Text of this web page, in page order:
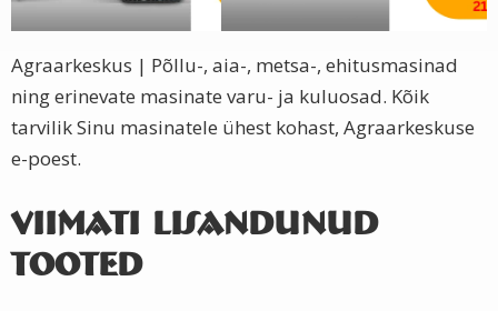
Agraarkeskus | Põllu-, aia-, metsa-, ehitusmasinad
ning erinevate masinate varu- ja kuluosad. Kõik
tarvilik Sinu masinatele ühest kohast, Agraarkeskuse
e-poest.
Viimati lisandunud
tooted